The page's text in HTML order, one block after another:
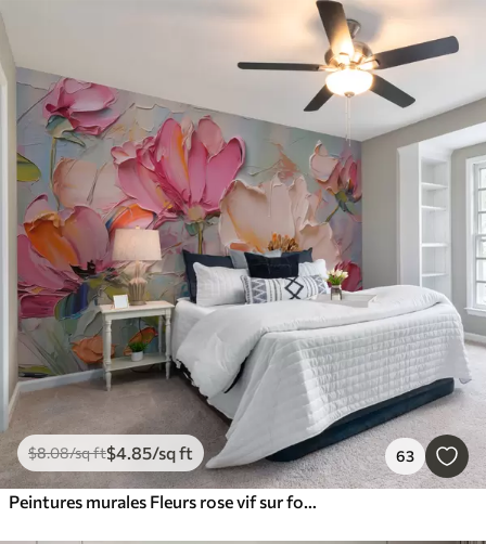
$8.08/sq ft$4.85/sq ft 63
Peintures murales Fleurs rose vif sur fond gris bleu clair